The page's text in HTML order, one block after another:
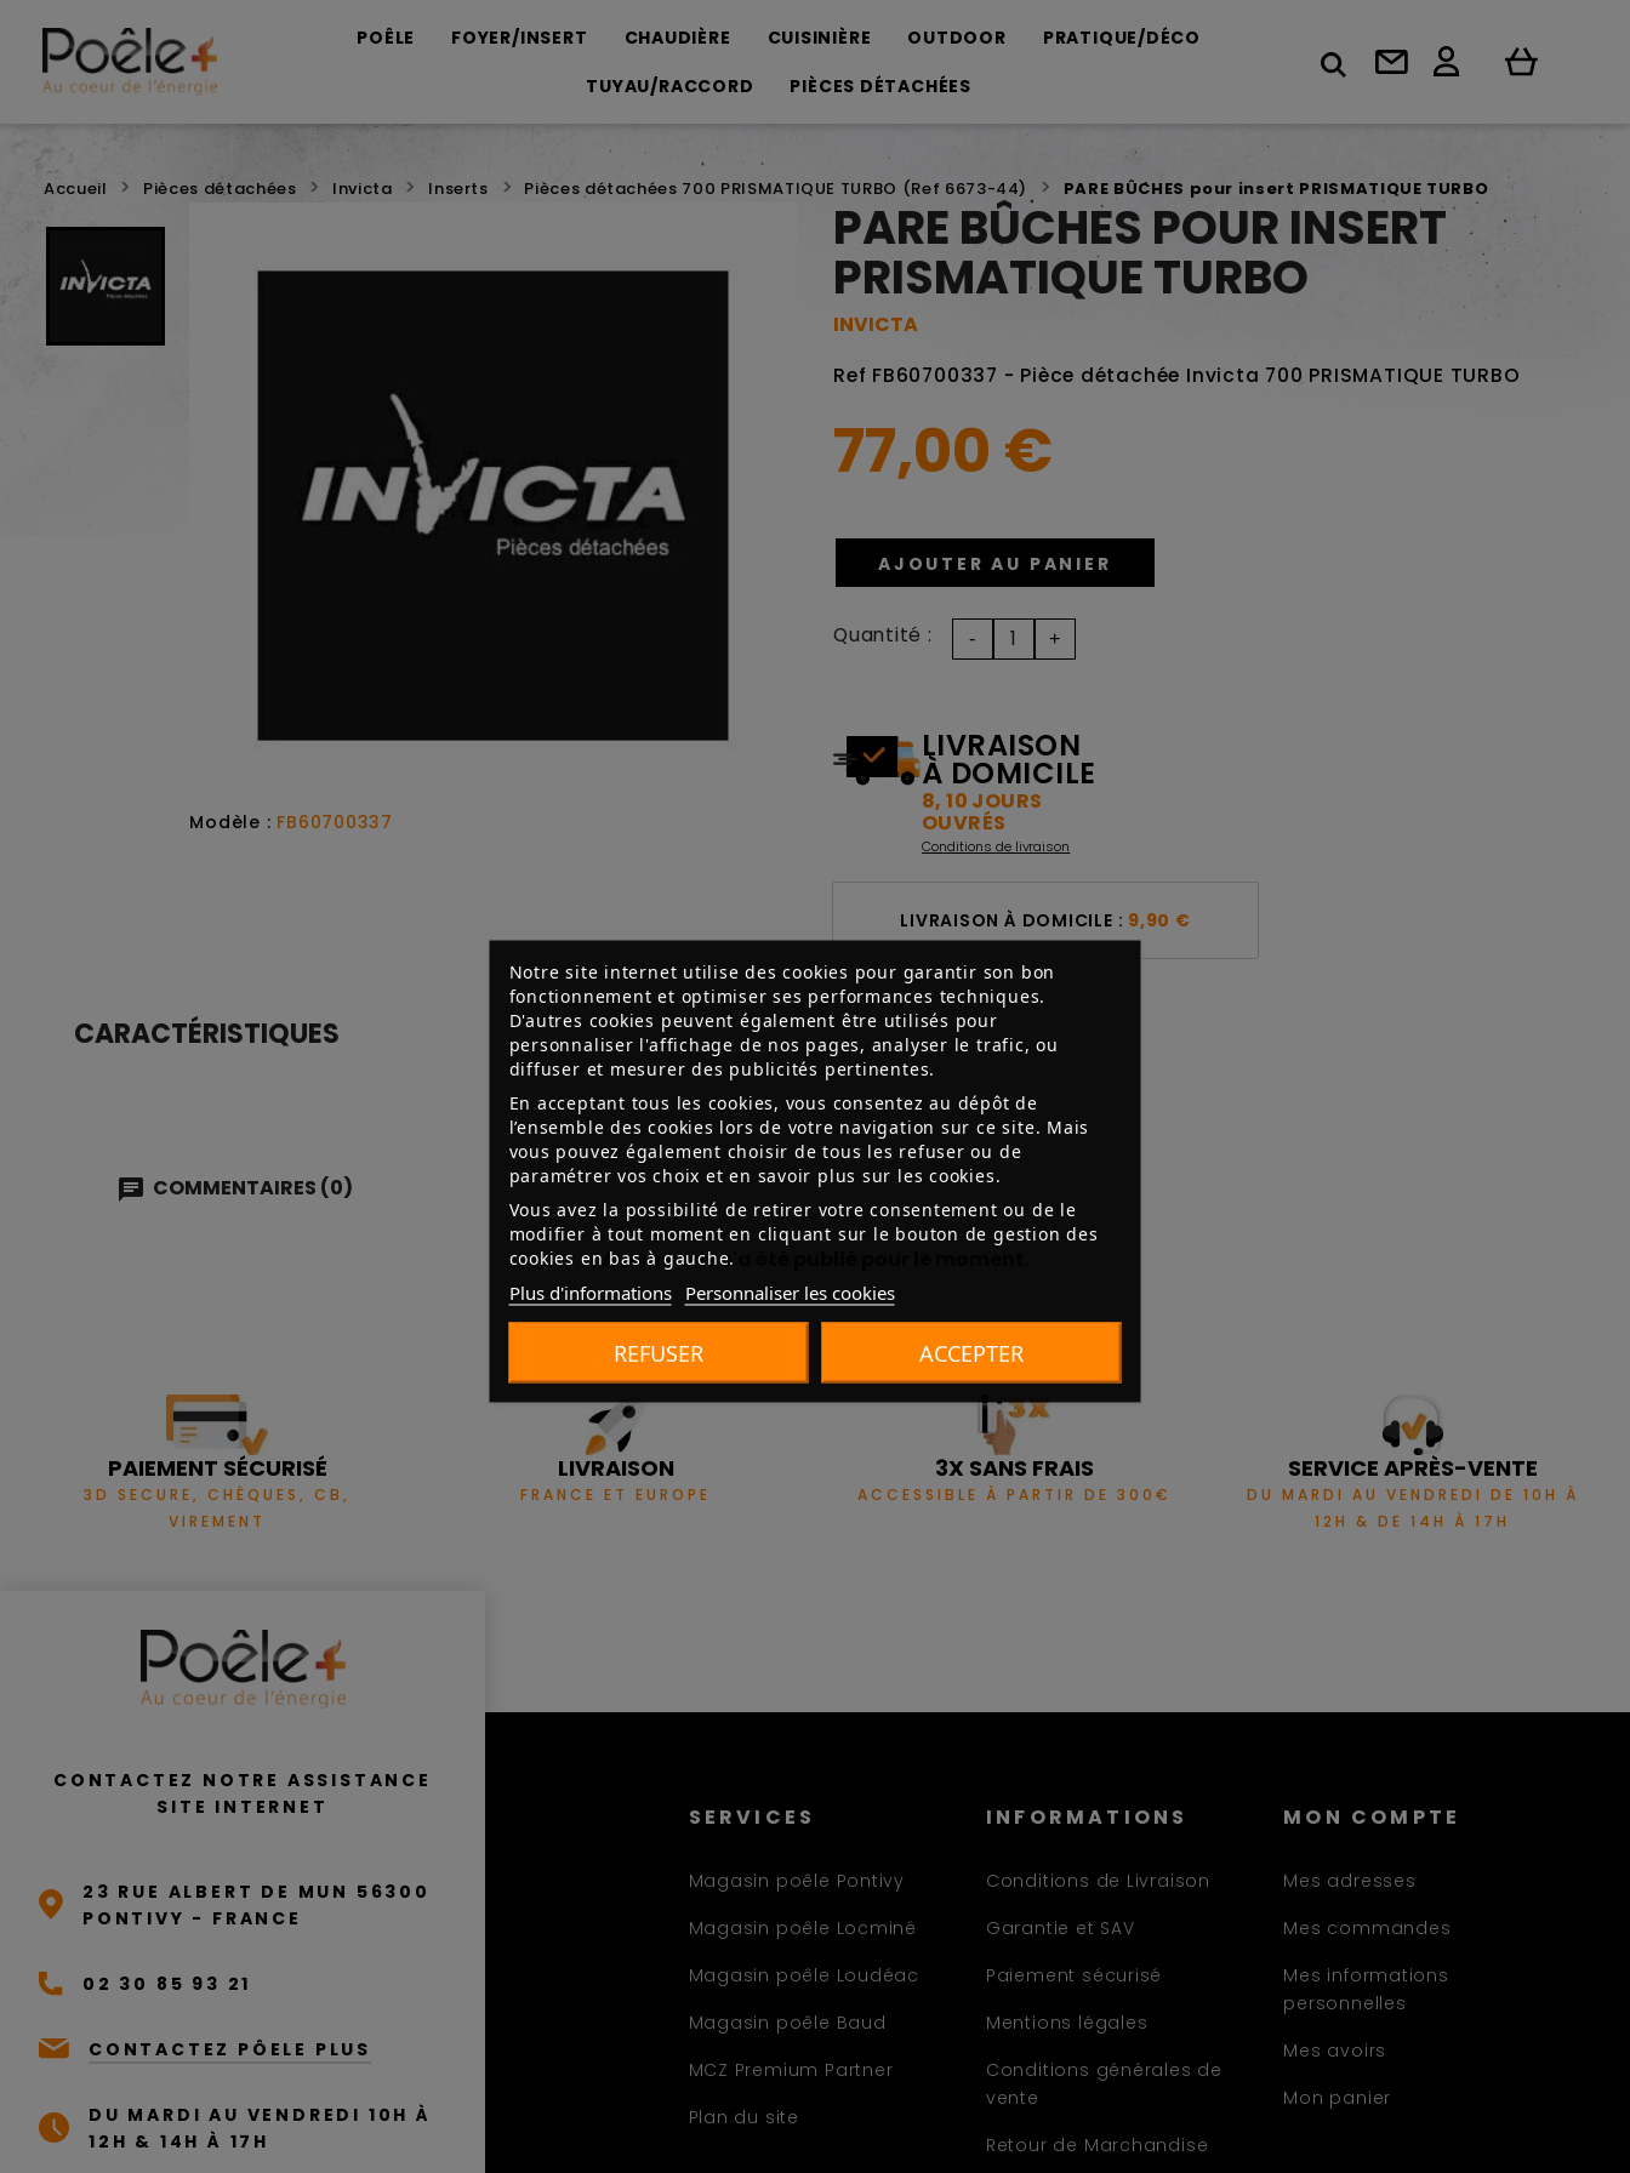
POÊLE FOYER/INSERT CHAUDIÈRE CUISINIÈRE OUTDOOR
PRATIQUE/DÉCO
TUYAU/RACCORD
PIÈCES DÉTACHÉES
Notre site internet utilise des cookies pour garantir son bon
fonctionnement et optimiser ses performances techniques.
D'autres cookies peuvent également être utilisés pour
personnaliser l'affichage de nos pages, analyser le trafic, ou
diffuser et mesurer des publicités pertinentes.
En acceptant tous les cookies, vous consentez au dépôt de
l’ensemble des cookies lors de votre navigation sur ce site. Mais
vous pouvez également choisir de tous les refuser ou de
paramétrer vos choix et en savoir plus sur les cookies.
Vous avez la possibilité de retirer votre consentement ou de le
modifier à tout moment en cliquant sur le bouton de gestion des
cookies en bas à gauche.
Plus d'informations Personnaliser les cookies
REFUSER ACCEPTER
Accueil Pièces détachées Invicta Inserts Pièces détachées 700 PRISMATIQUE TURBO (Ref 6673-44) PARE BÛCHES pour insert PRISMATIQUE TURBO
Modèle : FB60700337
PARE BÛCHES POUR INSERT
PRISMATIQUE TURBO
INVICTA
Ref FB60700337 - Pièce détachée Invicta 700 PRISMATIQUE TURBO
77,00 €
AJOUTER AU PANIER
Quantité :
LIVRAISON
À DOMICILE
8, 10 JOURS
OUVRÉS
Conditions de livraison
LIVRAISON À DOMICILE : 9,90 €
CARACTÉRISTIQUES
COMMENTAIRES (0)
Aucun avis n'a été publié pour le moment.
PAIEMENT SÉCURISÉ
3D SECURE, CHÈQUES, CB,
VIREMENT
LIVRAISON
FRANCE ET EUROPE
3X SANS FRAIS
ACCESSIBLE À PARTIR DE 300€
SERVICE APRÈS-VENTE
DU MARDI AU VENDREDI DE 10H À
12H & DE 14H À 17H
CONTACTEZ NOTRE ASSISTANCE
SITE INTERNET
23 RUE ALBERT DE MUN 56300
PONTIVY - FRANCE
02 30 85 93 21
CONTACTEZ PÔELE PLUS
DU MARDI AU VENDREDI 10H À
12H & 14H À 17H
SERVICES
Magasin poêle Pontivy
Magasin poêle Locminé
Magasin poêle Loudéac
Magasin poêle Baud
MCZ Premium Partner
Plan du site
INFORMATIONS
Conditions de Livraison
Garantie et SAV
Paiement sécurisé
Mentions légales
Conditions générales de
vente
Retour de Marchandise
MON COMPTE
Mes adresses
Mes commandes
Mes informations
personnelles
Mes avoirs
Mon panier